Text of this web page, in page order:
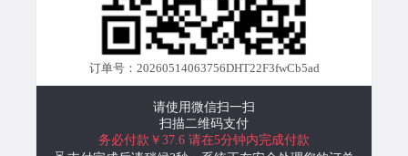
订单号：20260514063756DHT22F3fwCb5ad
请使用微信扫一扫
扫描二维码支付
务必付款￥37.6 请在5分钟内完成付款